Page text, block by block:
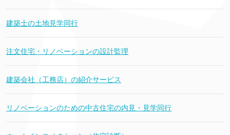
建築士の土地見学同行
注文住宅・リノベーションの設計監理
建築会社（工務店）の紹介サービス
リノベーションのための中古住宅の内見・見学同行